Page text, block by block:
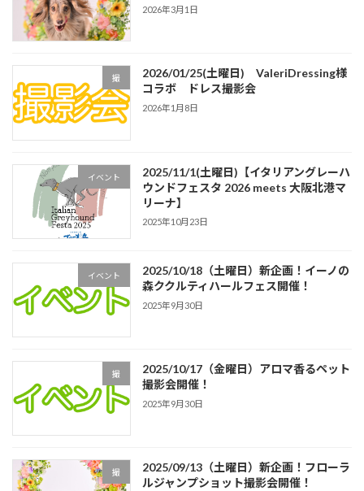
2026年3月1日
撮
2026/01/25(土曜日) ValeriDressing様
コラボ ドレス撮影会
2026年1月8日
イベント
2025/11/1(土曜日)【イタリアングレーハ
ウンドフェスタ 2026 meets 大阪北港マ
リーナ】
2025年10月23日
イベント
2025/10/18（土曜日）新企画！イーノの
森ククルティハールフェス開催！
2025年9月30日
撮
2025/10/17（金曜日）アロマ香るペット
撮影会開催！
2025年9月30日
撮
2025/09/13（土曜日）新企画！フローラ
ルジャンプショット撮影会開催！